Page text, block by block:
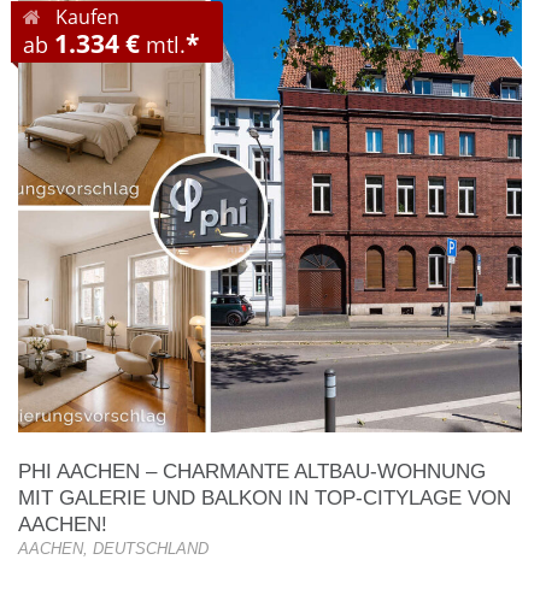
Kaufen
ab 1.334 € mtl.*
PHI AACHEN – CHARMANTE ALTBAU-WOHNUNG
MIT GALERIE UND BALKON IN TOP-CITYLAGE VON
AACHEN!
AACHEN, DEUTSCHLAND